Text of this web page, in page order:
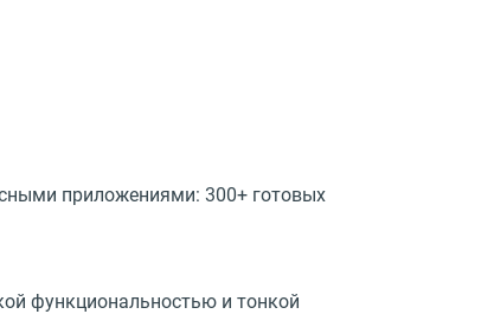
приложениями: 300+ готовых
функциональностью и тонкой